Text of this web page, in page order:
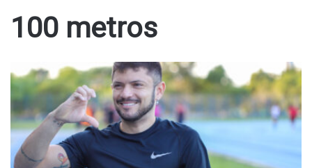
100 metros